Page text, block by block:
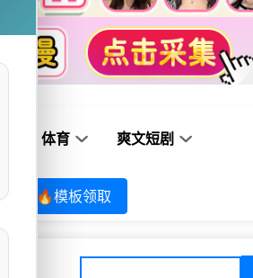
体育 爽文短剧
🔥模板领取